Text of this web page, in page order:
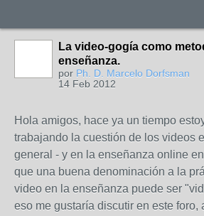
La video-gogía como
enseñanza.
por Ph. D. Marcelo Dorfsman
14 Feb 2012
Hola amigos, hace ya un tiempo
trabajando la cuestión de los videos
general - y en la enseñanza online
que una buena denominación a la
video en la enseñanza puede ser
eso me gustaría discutir en este foro,